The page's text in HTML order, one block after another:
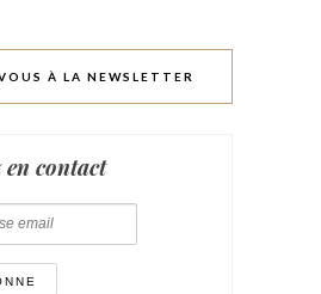
À LA NEWSLETTER
en contact